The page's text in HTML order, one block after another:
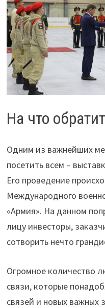
На что
Одним из важнейших
посетить всем –
Его проведение
Международного
«Армия». На данном
лицу инвесторы,
сотворить нечто
Огромное количество
связи, которые
связей и новых важных